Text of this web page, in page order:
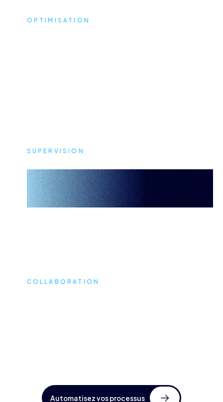
OPTIMISATION
SUPERVISION
COLLABORATION
Automatisez vos processus